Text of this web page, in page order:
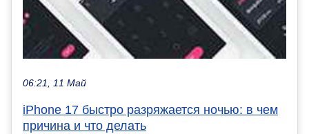
06:21, 11 Май
iPhone 17 быстро разряжается ночью: в чем
причина и что делать